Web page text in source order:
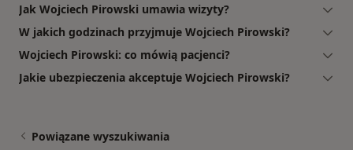
Jak Wojciech Pirowski umawia wizyty?
W jakich godzinach przyjmuje Wojciech Pirowski?
Wojciech Pirowski: co mówią pacjenci?
Jakie ubezpieczenia akceptuje Wojciech Pirowski?
Powiązane wyszukiwania